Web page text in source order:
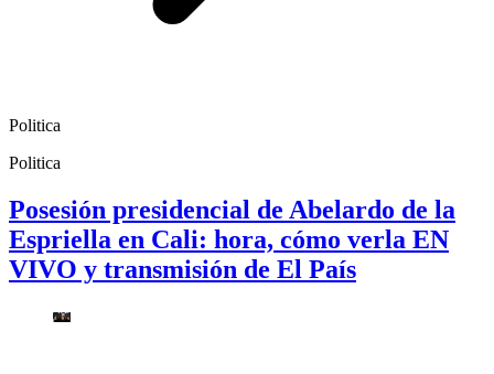
Politica
Politica
Posesión presidencial de Abelardo de la
Espriella en Cali: hora, cómo verla EN
VIVO y transmisión de El País